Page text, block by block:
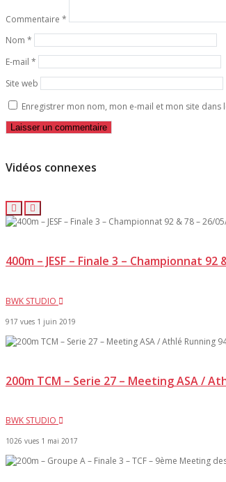
Commentaire *
Nom *
E-mail *
Site web
Enregistrer mon nom, mon e-mail et mon site
Vidéos connexes
400m – JESF – Finale 3 – Championnat
BWK STUDIO
917 vues 1 juin 2019
200m TCM – Serie 27 – Meeting ASA /
BWK STUDIO
1026 vues 1 mai 2017